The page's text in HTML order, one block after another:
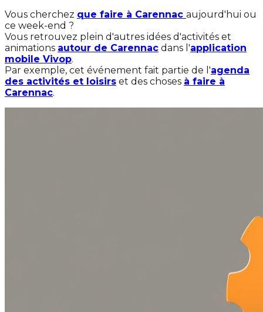
Vous cherchez que faire à Carennac aujourd'hui ou
ce week-end ?
Vous retrouvez plein d'autres idées d'activités et
animations autour de Carennac dans l'application
mobile Vivop.
Par exemple, cet événement fait partie de l'agenda
des activités et loisirs et des choses à faire à
Carennac.